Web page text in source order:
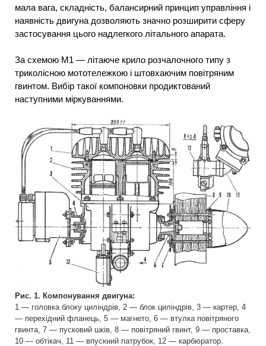
мала вага, складність, балансирний принцип управління і
наявність двигуна дозволяють значно розширити сферу
застосування цього надлегкого літального апарата.
За схемою М1 — літаюче крило розчалочного типу з
триколісною мототележкою і штовхаючим повітряним
гвинтом. Вибір такої компоновки продиктований
наступними міркуваннями.
Рис. 1. Компонування двигуна:
1 — головка блоку циліндрів, 2 — блок циліндрів, 3 — картер, 4
— перехідний фланець, 5 — магнето, 6 — втулка повітряного
гвинта, 7 — пусковий шків, 8 — повітряний гвинт, 9 — проставка,
10 — обтікач, 11 — впускний патрубок, 12 — карбюратор.